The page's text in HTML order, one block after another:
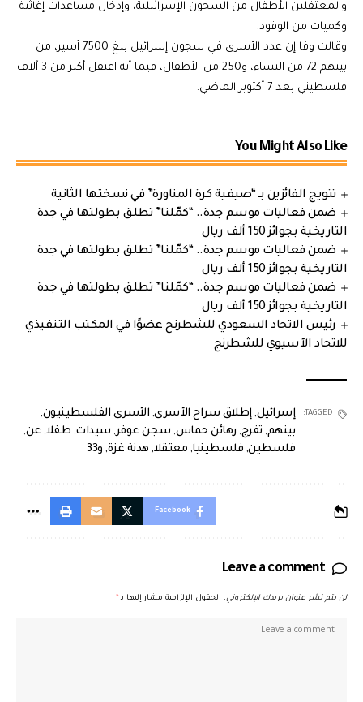
والمعتقلين الأطفال من السجون الإسرائيلية، وإدخال مساعدات إغاثية
وكميات من الوقود.
وقالت وفا إن عدد الأسرى في سجون إسرائيل بلغ 7500 أسير، من
بينهم 72 من النساء، و250 من الأطفال، فيما أنه اعتقل أكثر من 3 آلاف
فلسطيني بعد 7 أكتوبر الماضي.
You Might Also Like
تتويج الفائزين بـ “صيفية كرة المناورة” في نسختها الثانية
ضمن فعاليات موسم جدة.. “كمّلنا” تطلق بطولتها في جدة
التاريخية بجوائز 150 ألف ريال
ضمن فعاليات موسم جدة.. “كمّلنا” تطلق بطولتها في جدة
التاريخية بجوائز 150 ألف ريال
ضمن فعاليات موسم جدة.. “كمّلنا” تطلق بطولتها في جدة
التاريخية بجوائز 150 ألف ريال
رئيس الاتحاد السعودي للشطرنج عضوًا في المكتب التنفيذي
للاتحاد الآسيوي للشطرنج
TAGGED: إسرائيل,إطلاق سراح الأسرى, الأسرى الفلسطينيون,
بينهم, تفرج, رهائن حماس, سجن عوفر, سيدات, طفلا, عن,
فلسطين, فلسطينيا, معتقلا, هدنة غزة, و33
Facebook
Leave a comment
لن يتم نشر عنوان بريدك الإلكتروني. الحقول الإلزامية مشار إليها بـ *